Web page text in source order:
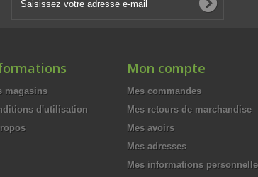
magasins
d'utilisation
Mon compte
Mes commandes
Mes retours de marchandise
Mes avoirs
Mes adresses
Mes informations